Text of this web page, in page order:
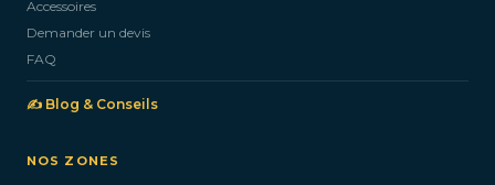
Accessoires
Demander un devis
FAQ
✍️ Blog & Conseils
NOS ZONES